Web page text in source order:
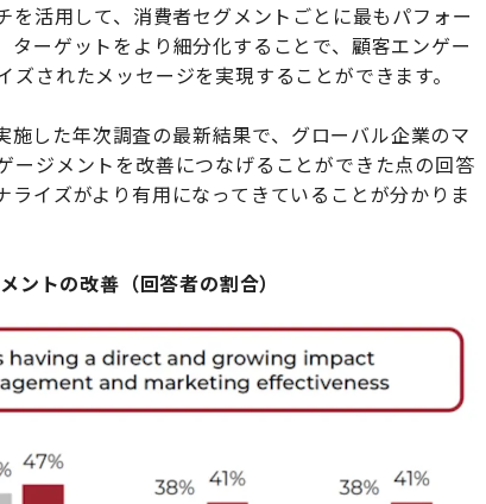
活用して、消費者セグメントごとに最もパフォー
ーゲットをより細分化することで、顧客エンゲー
されたメッセージを実現することができます。
した年次調査の最新結果で、グローバル企業のマ
ジメントを改善につなげることができた点の回答
イズがより有用になってきていることが分かりま
トの改善（回答者の割合）